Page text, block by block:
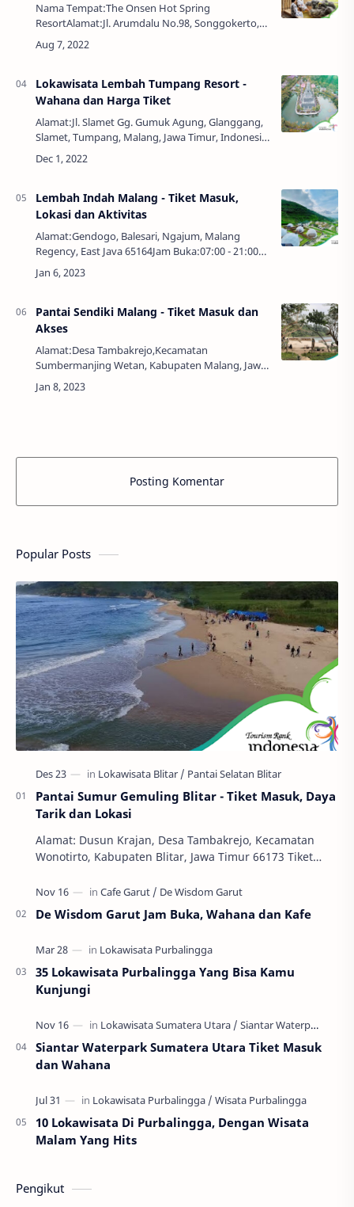
Nama Tempat:The Onsen Hot Spring
ResortAlamat:Jl. Arumdalu No.98, Songgokerto,
Kec. Batu, Kota Batu, Jawa Timur 65312Phone:
(0341) 5101888, (WhatsApp) 0821 8769
Lokawisata Lembah Tumpang Resort -
Wahana dan Harga Tiket
Alamat:Jl. Slamet Gg. Gumuk Agung, Glanggang,
Slamet, Tumpang, Malang, Jawa Timur, Indonesia,
65156Jam Buka:07:00 - 17:00 WIBNo.
Telepon:0811320700Harga Tiket:Rp.
Lembah Indah Malang - Tiket Masuk,
Lokasi dan Aktivitas
Alamat:Gendogo, Balesari, Ngajum, Malang
Regency, East Java 65164Jam Buka:07:00 - 21:00
WIBTelepon:0823-6036-0188Harga Tiket:Rp.
20.000,00Malang memang terkenal dengan
Pantai Sendiki Malang - Tiket Masuk dan
Akses
Alamat:Desa Tambakrejo,Kecamatan
Sumbermanjing Wetan, Kabupaten Malang, Jawa
Timur 65176Jam Buka:24 JamHarga Tiket:Rp.
10.000,00Pantai Sendiki Malang merupakan salah
Posting Komentar
Popular Posts
Pantai Sumur Gemuling Blitar - Tiket Masuk, Daya
Tarik dan Lokasi
Alamat: Dusun Krajan, Desa Tambakrejo, Kecamatan
Wonotirto, Kabupaten Blitar, Jawa Timur 66173 Tiket
De Wisdom Garut Jam Buka, Wahana dan Kafe
35 Lokawisata Purbalingga Yang Bisa Kamu
Kunjungi
Siantar Waterpark Sumatera Utara Tiket Masuk
dan Wahana
10 Lokawisata Di Purbalingga, Dengan Wisata
Malam Yang Hits
Pengikut